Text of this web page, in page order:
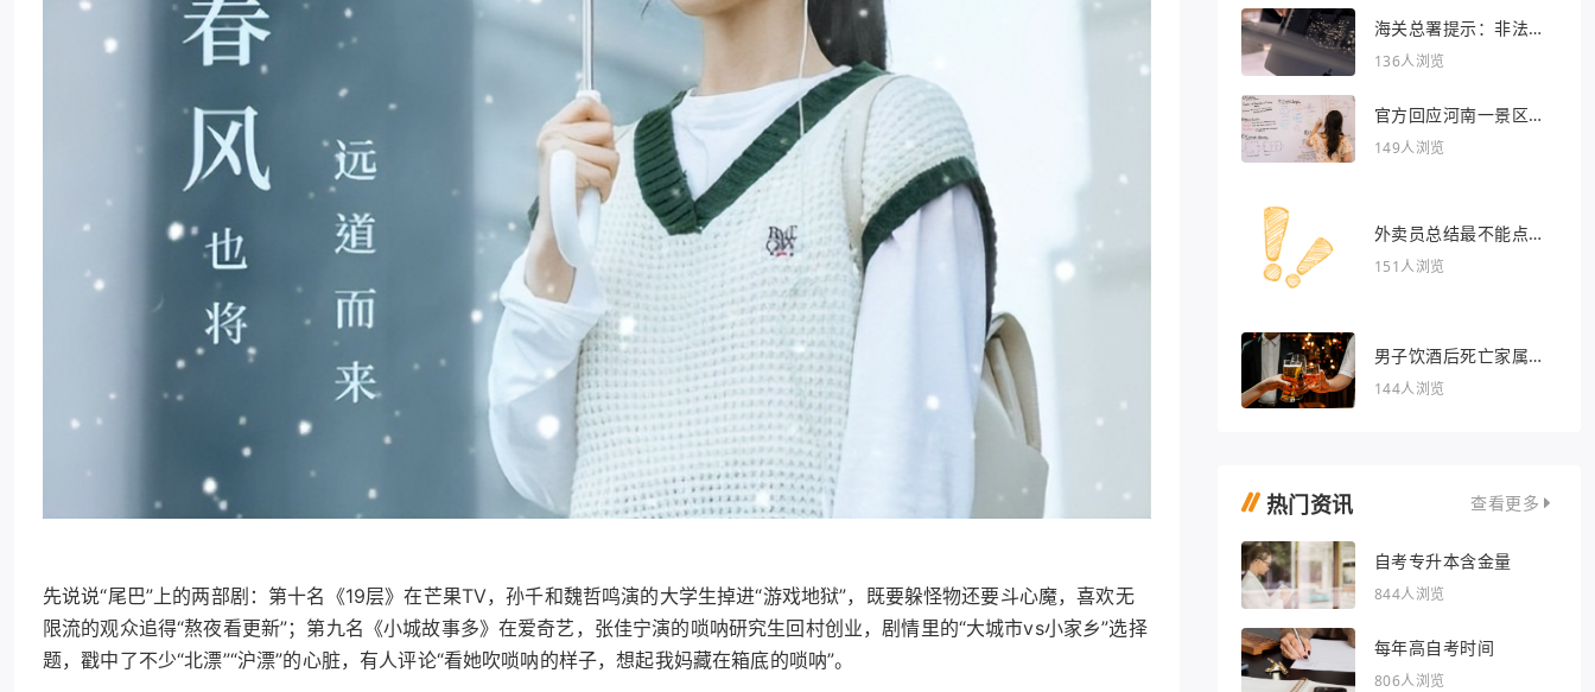
先说说“尾巴”上的两部剧：第十名《19层》在芒果TV，孙千和魏哲鸣演的大学生掉进“游戏地狱”，既要躲怪物还要斗心魔，喜欢无
限流的观众追得“熬夜看更新”；第九名《小城故事多》在爱奇艺，张佳宁演的唢呐研究生回村创业，剧情里的“大城市vs小家乡”选择
题，戳中了不少“北漂”“沪漂”的心脏，有人评论“看她吹唢呐的样子，想起我妈藏在箱底的唢呐”。
海关总署提示：非法引
入异宠将被处罚
136人浏览
官方回应河南一景区推
出虎景房
149人浏览
外卖员总结最不能点的
外卖
151人浏览
男子饮酒后死亡家属索
赔36万被驳回
144人浏览
热门资讯 查看更多
自考专升本含金量
844人浏览
每年高自考时间
806人浏览